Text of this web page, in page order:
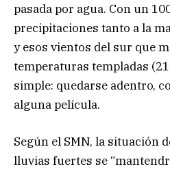
pasada por agua. Con un
precipitaciones tanto a la
y esos vientos del sur que
temperaturas templadas
simple: quedarse adentro,
alguna película.
Según el SMN, la situación
lluvias fuertes se